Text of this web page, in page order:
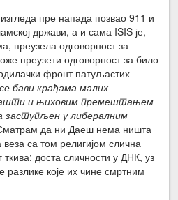
пре напада позвао 911 и
држави, а и сама ISIS је,
преузела одговорност за
преузети одговорност за било
фронт патуљастих
бави крађама малих
и њиховим премештањем
заступљен у либералним
да ни Даеш нема ништа
са том религијом слична
доста сличности у ДНК, уз
разлике које их чине смртним